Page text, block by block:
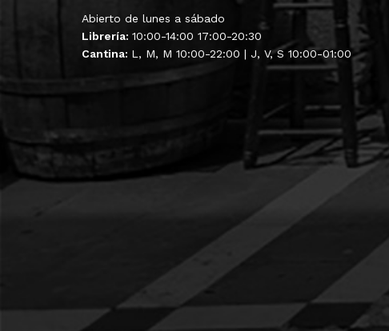
Abierto de lunes a sábado
Librería: 10:00-14:00 17:00-20:30
Cantina: L, M, M 10:00-22:00 | J, V, S 10:00-01:00